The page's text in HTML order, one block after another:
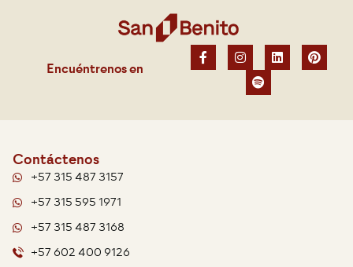
Encuéntrenos en
Contáctenos
+57 315 487 3157
+57 315 595 1971
+57 315 487 3168
+57 602 400 9126